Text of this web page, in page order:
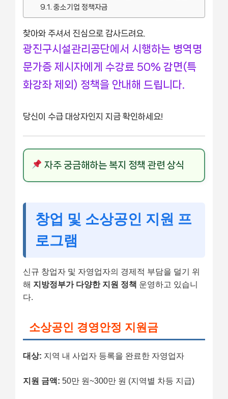
중소기업 정책자금
찾아와 주셔서 진심으로 감사드려요.
광진구시설관리공단에서 시행하는 병역명
문가증 제시자에게 수강료 50% 감면(특
화강좌 제외) 정책을 안내해 드립니다.
당신이 수급 대상자인지 지금 확인하세요!
자주 궁금해하는 복지 정책 관련 상식
창업 및 소상공인 지원 프
로그램
신규 창업자 및 자영업자의 경제적 부담을 덜기 위
해 지방정부가 다양한 지원 정책 운영하고 있습니
다.
소상공인 경영안정 지원금
대상: 지역 내 사업자 등록을 완료한 자영업자
지원 금액: 50만 원~300만 원 (지역별 차등 지급)